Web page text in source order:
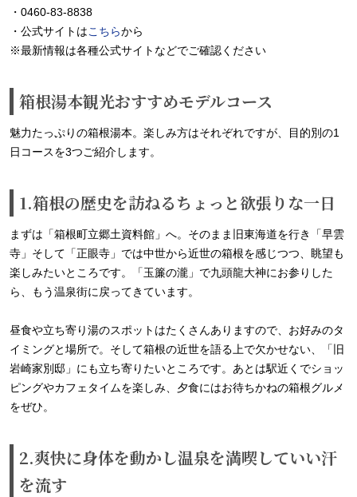
・0460-83-8838
・公式サイトはこちらから
※最新情報は各種公式サイトなどでご確認ください
箱根湯本観光おすすめモデルコース
魅力たっぷりの箱根湯本。楽しみ方はそれぞれですが、目的別の1
日コースを3つご紹介します。
1.箱根の歴史を訪ねるちょっと欲張りな一日
まずは「箱根町立郷土資料館」へ。そのまま旧東海道を行き「早雲
寺」そして「正眼寺」では中世から近世の箱根を感じつつ、眺望も
楽しみたいところです。「玉簾の瀧」で九頭龍大神にお参りした
ら、もう温泉街に戻ってきています。
昼食や立ち寄り湯のスポットはたくさんありますので、お好みのタ
イミングと場所で。そして箱根の近世を語る上で欠かせない、「旧
岩崎家別邸」にも立ち寄りたいところです。あとは駅近くでショッ
ピングやカフェタイムを楽しみ、夕食にはお待ちかねの箱根グルメ
をぜひ。
2.爽快に身体を動かし温泉を満喫していい汗
を流す